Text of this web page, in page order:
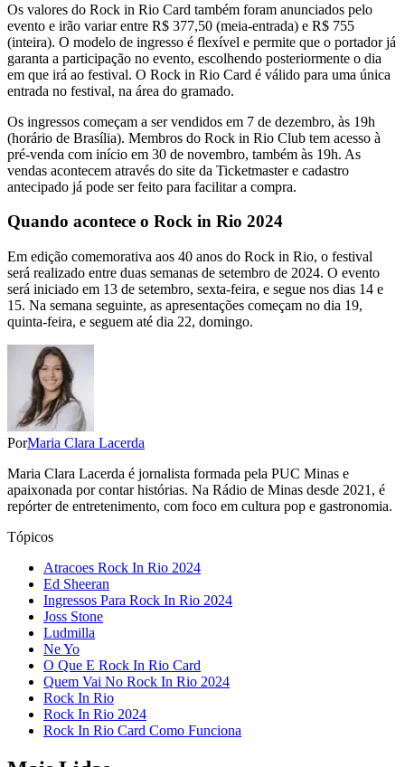
Os valores do Rock in Rio Card também foram anunciados pelo
evento e irão variar entre R$ 377,50 (meia-entrada) e R$ 755
(inteira). O modelo de ingresso é flexível e permite que o portador já
garanta a participação no evento, escolhendo posteriormente o dia
em que irá ao festival. O Rock in Rio Card é válido para uma única
entrada no festival, na área do gramado.
Os ingressos começam a ser vendidos em 7 de dezembro, às 19h
(horário de Brasília). Membros do Rock in Rio Club tem acesso à
pré-venda com início em 30 de novembro, também às 19h. As
vendas acontecem através do site da Ticketmaster e cadastro
antecipado já pode ser feito para facilitar a compra.
Quando acontece o Rock in Rio 2024
Em edição comemorativa aos 40 anos do Rock in Rio, o festival
será realizado entre duas semanas de setembro de 2024. O evento
será iniciado em 13 de setembro, sexta-feira, e segue nos dias 14 e
15. Na semana seguinte, as apresentações começam no dia 19,
quinta-feira, e seguem até dia 22, domingo.
PorMaria Clara Lacerda
Maria Clara Lacerda é jornalista formada pela PUC Minas e
apaixonada por contar histórias. Na Rádio de Minas desde 2021, é
repórter de entretenimento, com foco em cultura pop e gastronomia.
Tópicos
Atracoes Rock In Rio 2024
Ed Sheeran
Ingressos Para Rock In Rio 2024
Joss Stone
Ludmilla
Ne Yo
O Que E Rock In Rio Card
Quem Vai No Rock In Rio 2024
Rock In Rio
Rock In Rio 2024
Rock In Rio Card Como Funciona